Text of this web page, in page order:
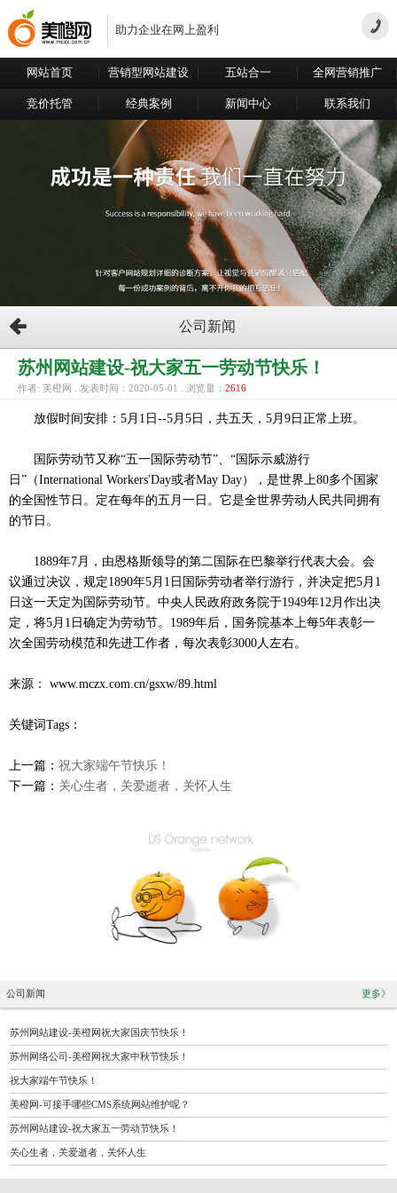
助力企业在网上盈利
网站首页 营销型网站建设 五站合一 全网营销推广
竞价托管 经典案例 新闻中心 联系我们
公司新闻
苏州网站建设-祝大家五一劳动节快乐！
作者: 美橙网 . 发表时间：2020-05-01 . 浏览量： 2616
放假时间安排：5月1日--5月5日，共五天，5月9日正常上班。
国际劳动节又称“五一国际劳动节”、“国际示威游行
日”（International Workers'Day或者May Day），是世界上80多个国家
的全国性节日。定在每年的五月一日。它是全世界劳动人民共同拥有
的节日。
1889年7月，由恩格斯领导的第二国际在巴黎举行代表大会。会
议通过决议，规定1890年5月1日国际劳动者举行游行，并决定把5月1
日这一天定为国际劳动节。中央人民政府政务院于1949年12月作出决
定，将5月1日确定为劳动节。1989年后，国务院基本上每5年表彰一
次全国劳动模范和先进工作者，每次表彰3000人左右。
来源： www.mczx.com.cn/gsxw/89.html
关键词Tags：
上一篇： 祝大家端午节快乐！
下一篇： 关心生者，关爱逝者，关怀人生
公司新闻 更多》
苏州网站建设-美橙网祝大家国庆节快乐！
苏州网络公司-美橙网祝大家中秋节快乐！
祝大家端午节快乐！
美橙网-可接手哪些CMS系统网站维护呢？
苏州网站建设-祝大家五一劳动节快乐！
关心生者，关爱逝者，关怀人生